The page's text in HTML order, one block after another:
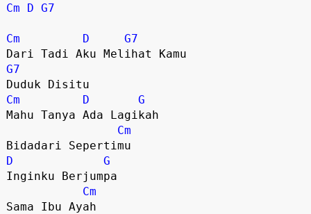
Cm
D G7
Cm D
G7
G7
Cm
D
G
Mahu Tanya Ada Lagikah
Cm
D
G
Inginku Berjumpa
Cm